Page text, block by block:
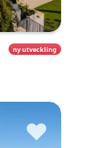
ny utveckling
♥